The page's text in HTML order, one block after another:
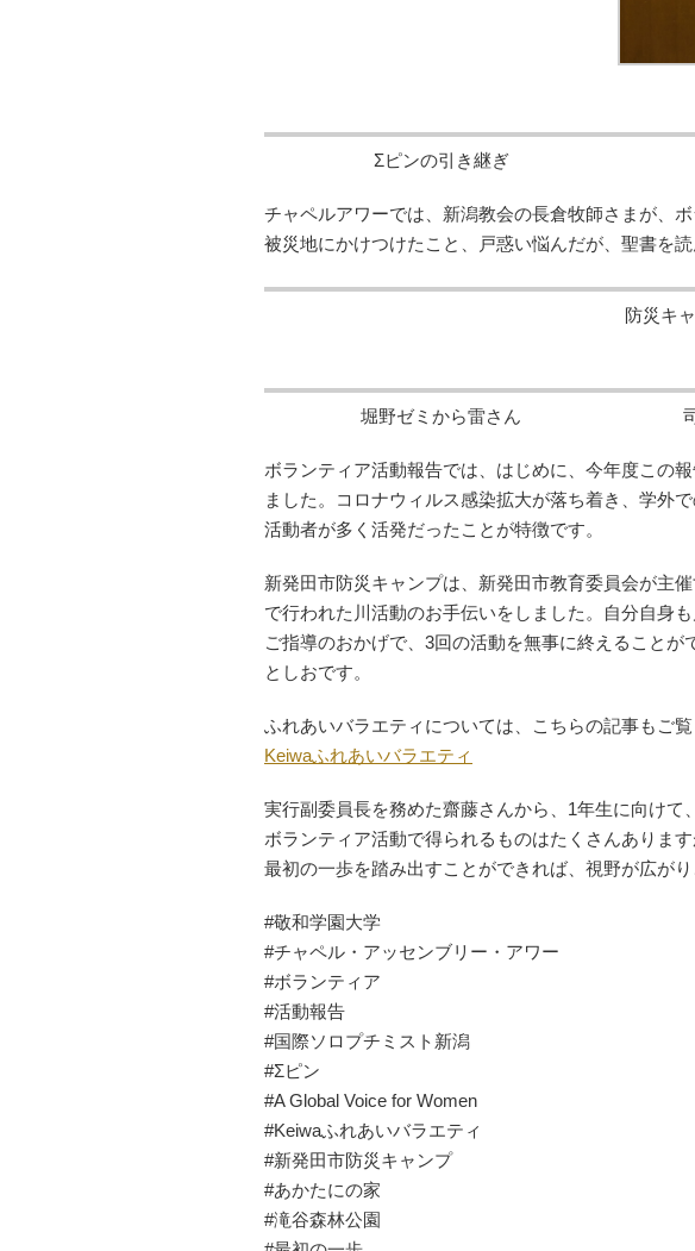
Σピンの引き継ぎ
チャペルアワーでは、新潟教会の長倉牧師さまが、
被災地にかけつけたこと、戸惑い悩んだが、聖書を
防災キ
堀野ゼミから雷さん
ボランティア活動報告では、はじめに、今年度この
ました。コロナウィルス感染拡大が落ち着き、学外
活動者が多く活発だったことが特徴です。
新発田市防災キャンプは、新発田市教育委員会が主
で行われた川活動のお手伝いをしました。自分自身
ご指導のおかげで、3回の活動を無事に終えること
としおです。
ふれあいバラエティについては、こちらの記事もご覧
Keiwaふれあいバラエティ
実行副委員長を務めた齋藤さんから、1年生に向け
ボランティア活動で得られるものはたくさんありま
最初の一歩を踏み出すことができれば、視野が広が
#敬和学園大学
#チャペル・アッセンブリー・アワー
#ボランティア
#活動報告
#国際ソロプチミスト新潟
#Σピン
#A Global Voice for Women
#Keiwaふれあいバラエティ
#新発田市防災キャンプ
#あかたにの家
#滝谷森林公園